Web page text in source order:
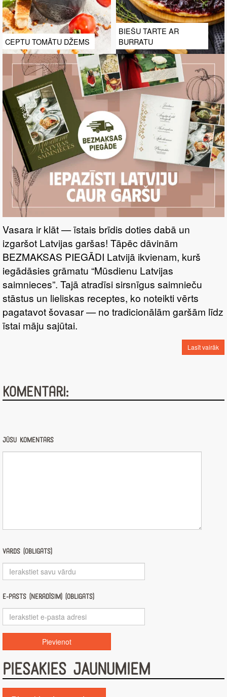
CEPTU TOMĀTU DŽEMS
BIEŠU TARTE AR
BURRATU
Vasara ir klāt — īstais brīdis doties dabā un
izgaršot Latvijas garšas! Tāpēc dāvinām
BEZMAKSAS PIEGĀDI Latvijā ikvienam, kurš
iegādāsies grāmatu “Mūsdienu Latvijas
saimnieces”. Tajā atradīsi sirsnīgus saimnieču
stāstus un lieliskas receptes, ko noteikti vērts
pagatavot šovasar — no tradicionālām garšām līdz
īstai māju sajūtai.
Lasīt vairāk
Komentāri:
Jūsu komentārs
Vārds (obligāts)
E-pasts (nerādīsim) (obligāts)
PIESAKIES JAUNUMIEM